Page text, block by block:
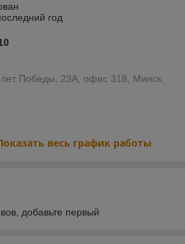
год
Победы, 23А, офис 318, Минск,
весь график работы
добавьте первый